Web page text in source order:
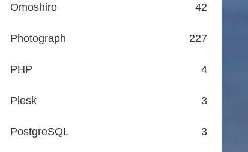
Omoshiro 42
Photograph 227
PHP 4
Plesk 3
PostgreSQL 3